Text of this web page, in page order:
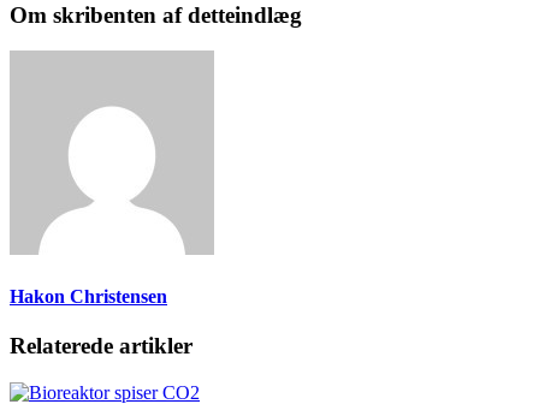
Om skribenten af detteindlæg
Hakon Christensen
Relaterede artikler